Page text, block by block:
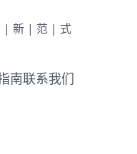
新|范|式
南联系我们